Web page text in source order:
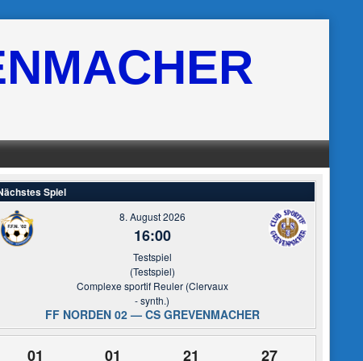
Spiel
8. August 2026
16:00
Testspiel
(Testspiel)
Complexe sportif Reuler (Clervaux
- synth.)
FF NORDEN 02 — CS GREVENMACHER
01 01 21 26